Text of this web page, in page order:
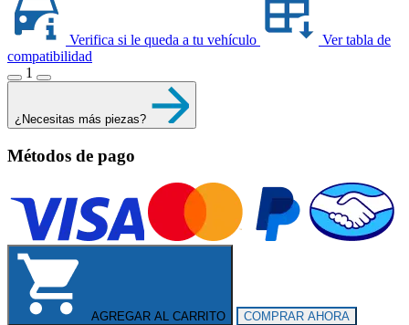
Verifica si le queda a tu vehículo
Ver tabla de
compatibilidad
1
¿Necesitas más piezas?
Métodos de pago
AGREGAR AL CARRITO COMPRAR AHORA